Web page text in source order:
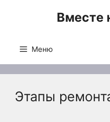
Вместе
Меню
Этапы